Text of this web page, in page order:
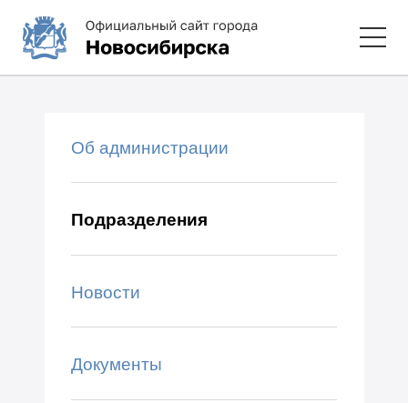
Об администрации
Подразделения
Новости
Документы